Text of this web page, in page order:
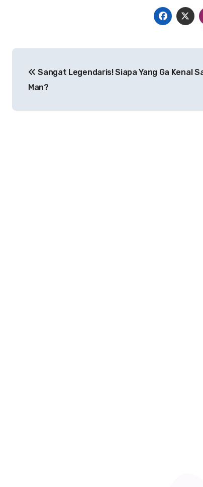
pos Sangat Legendaris! Siapa Yang Ga Kenal
Man?